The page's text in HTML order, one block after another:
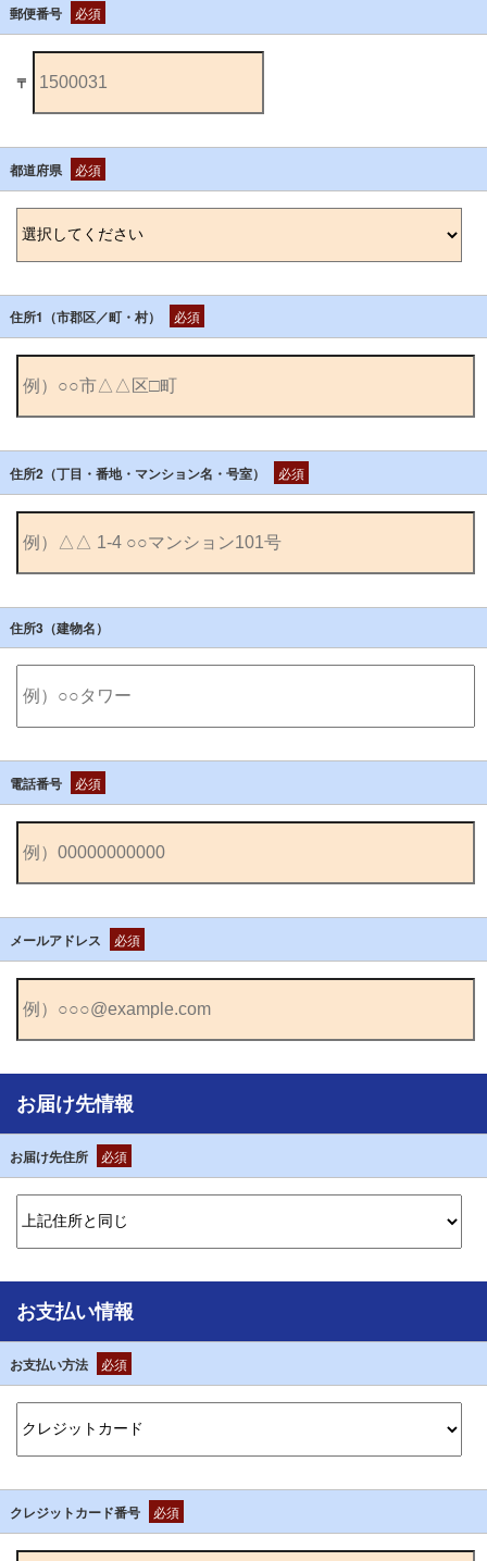
郵便番号 必須
〒
都道府県 必須
住所1（市郡区／町・村） 必須
住所2（丁目・番地・マンション名・号室） 必須
住所3（建物名）
電話番号 必須
メールアドレス 必須
お届け先情報
お届け先住所 必須
お支払い情報
お支払い方法 必須
クレジットカード番号 必須